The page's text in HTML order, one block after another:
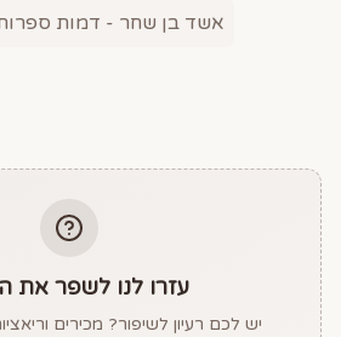
אשד בן שחר - דמות
עזרו לנו לשפר את
יש לכם רעיון לשיפור? מכירים